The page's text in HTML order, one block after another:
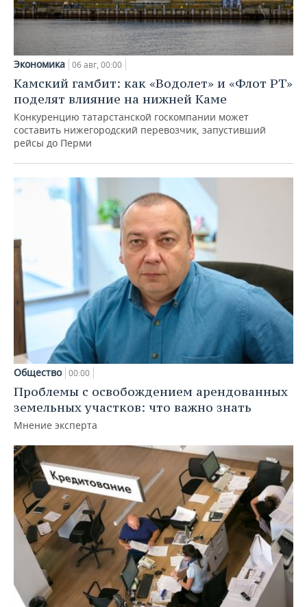
Экономика 06 авг, 00:00
Камский гамбит: как «Водолет» и «Флот РТ»
поделят влияние на нижней Каме
Конкуренцию татарстанской госкомпании может
составить нижегородский перевозчик, запустивший
рейсы до Перми
Общество 00:00
Проблемы с освобождением арендованных
земельных участков: что важно знать
Мнение эксперта